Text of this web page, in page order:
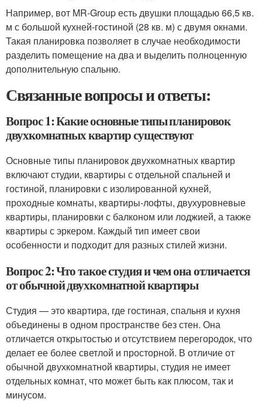
Например, вот MR-Group есть двушки площадью 66,5 кв.
м с большой кухней-гостиной (28 кв. м) с двумя окнами.
Такая планировка позволяет в случае необходимости
разделить помещение на два и выделить полноценную
дополнительную спальню.
Связанные вопросы и ответы:
Вопрос 1: Какие основные типы планировок
двухкомнатных квартир существуют
Основные типы планировок двухкомнатных квартир
включают студии, квартиры с отдельной спальней и
гостиной, планировки с изолированной кухней,
проходные комнаты, квартиры-лофты, двухуровневые
квартиры, планировки с балконом или лоджией, а также
квартиры с эркером. Каждый тип имеет свои
особенности и подходит для разных стилей жизни.
Вопрос 2: Что такое студия и чем она отличается
от обычной двухкомнатной квартиры
Студия — это квартира, где гостиная, спальня и кухня
объединены в одном пространстве без стен. Она
отличается открытостью и отсутствием перегородок, что
делает ее более светлой и просторной. В отличие от
обычной двухкомнатной квартиры, студия не имеет
отдельных комнат, что может быть как плюсом, так и
минусом.